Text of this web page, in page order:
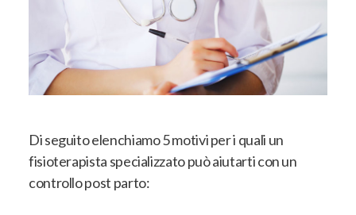
Di seguito elenchiamo 5 motivi per i quali un
fisioterapista specializzato può aiutarti con un
controllo post parto: